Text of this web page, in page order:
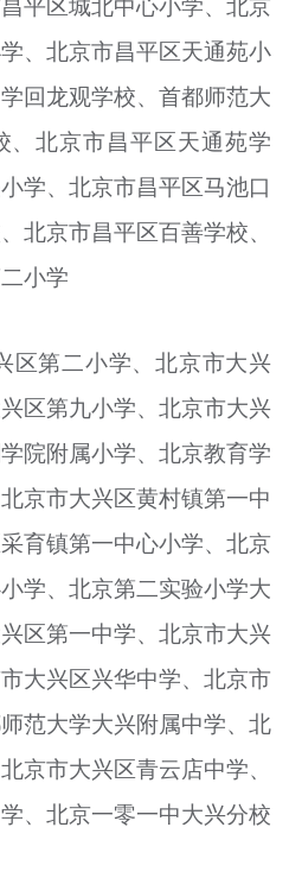
、北京市昌平区天通苑小
回龙观学校、首都师范大
、北京市昌平区天通苑学
学、北京市昌平区马池口
北京市昌平区百善学校、
小学
区第二小学、北京市大兴
区第九小学、北京市大兴
院附属小学、北京教育学
京市大兴区黄村镇第一中
育镇第一中心小学、北京
学、北京第二实验小学大
区第一中学、北京市大兴
大兴区兴华中学、北京市
范大学大兴附属中学、北
京市大兴区青云店中学、
、北京一零一中大兴分校